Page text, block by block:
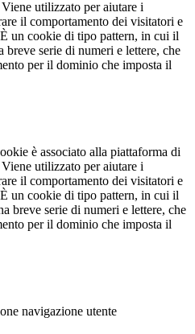
utilizzato per aiutare i
il comportamento dei visitatori e
un cookie di tipo pattern, in cui il
breve serie di numeri e lettere, che
per il dominio che imposta il
è associato alla piattaforma di
utilizzato per aiutare i
il comportamento dei visitatori e
un cookie di tipo pattern, in cui il
breve serie di numeri e lettere, che
per il dominio che imposta il
navigazione utente